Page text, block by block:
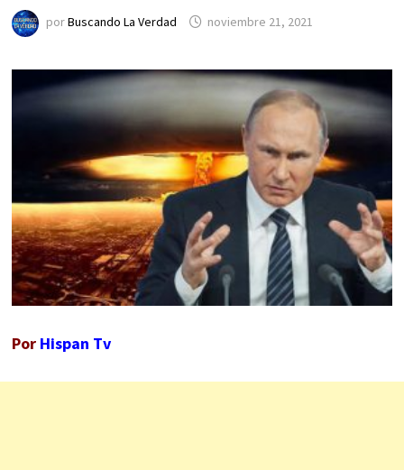
porBuscando La Verdad noviembre 21, 2021
Por Hispan Tv